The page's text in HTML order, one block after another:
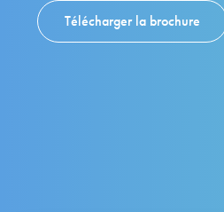
Télécharger la brochure